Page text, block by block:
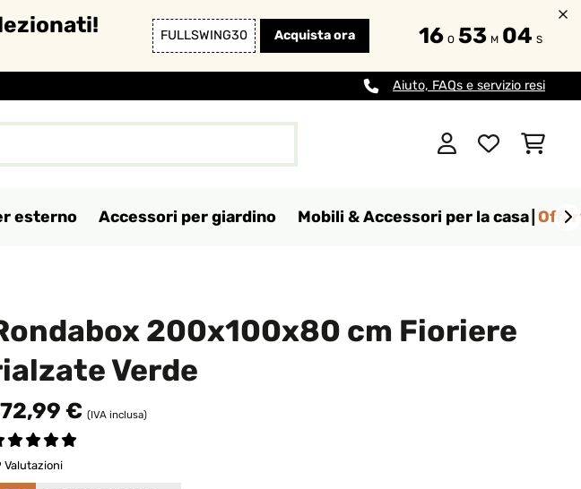
FULLSWING30 Acquista ora 16 O 53 M 03 S
Aiuto, FAQs e servizio resi
esterno Accessori per giardino Mobili & Accessori per la casa
200x100x80 cm Fioriere
Verde
€ (IVA inclusa)
Valutazioni